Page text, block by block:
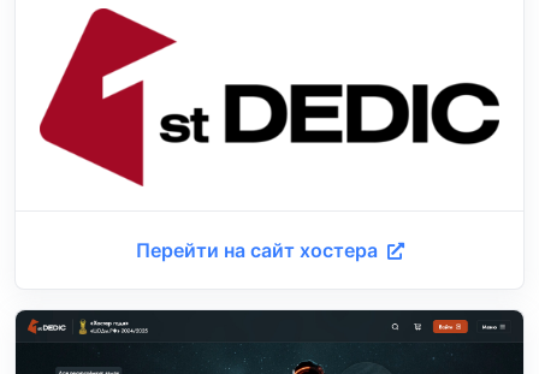
Перейти на сайт хостера